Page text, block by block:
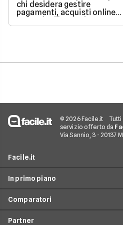
chi desidera gestire
pagamenti, acquisti online e
operazioni bancarie
quotidiane senza aprire un
© 2026 Facile.it
servizio offerto da
Via Sannio, 3 - 20137
Facile.it
Assicurazioni
Prestiti
Mutui
In primo piano
Conto Online
Conto Corrente
Comparatori
Partner